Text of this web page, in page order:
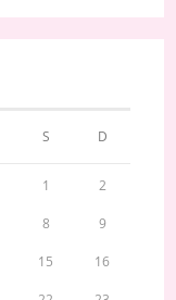
S D
1 2
8 9
15 16